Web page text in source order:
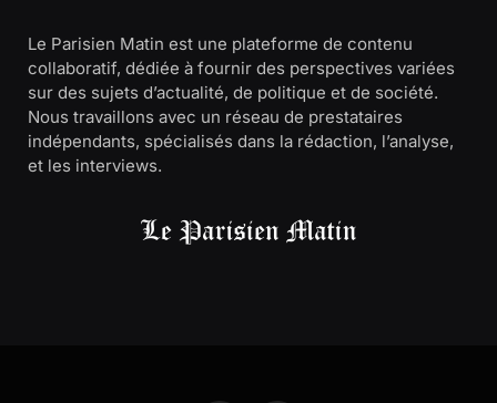
Le Parisien Matin est une plateforme de contenu
collaboratif, dédiée à fournir des perspectives variées
sur des sujets d’actualité, de politique et de société.
Nous travaillons avec un réseau de prestataires
indépendants, spécialisés dans la rédaction, l’analyse,
et les interviews.